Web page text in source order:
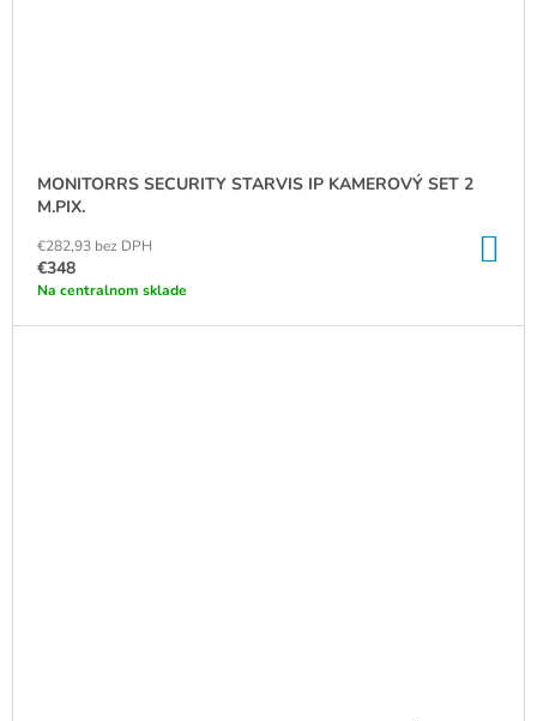
MONITORRS SECURITY STARVIS IP KAMEROVÝ SET 2
M.PIX.
€282,93 bez DPH
€348
Na centralnom sklade